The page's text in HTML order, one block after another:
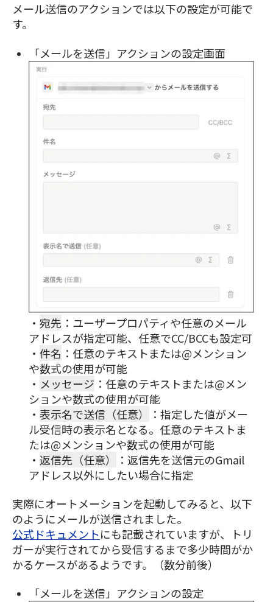
メール送信のアクションでは以下の設定が可能で
す。
「メールを送信」アクションの設定画面
・宛先 ：ユーザープロパティや任意のメール
アドレスが指定可能、任意でCC/BCCも設定可
・件名 ：任意のテキストまたは@メンション
や数式の使用が可能
・ メッセージ ：任意のテキストまたは@メン
ションや数式の使用が可能
・表示名で送信（任意）
：指定した値がメー
ル受信時の表示名となる。任意のテキストま
たは@メンションや数式の使用が可能
・返信先（任意）
：返信先を送信元のGmail
アドレス以外にしたい場合に指定
実際にオートメーションを起動してみると、以下
のようにメールが送信されました。
公式ドキュメントにも記載されていますが、トリ
ガーが実行されてから受信するまで多少時間がか
かるケースがあるようです。（数分前後）
「メールを送信」アクションの設定